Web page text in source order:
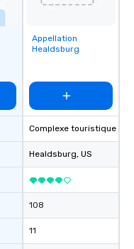
Removed from
favorites
Appellation
Healdsburg
Complexe touristique
Healdsburg, US
108
11